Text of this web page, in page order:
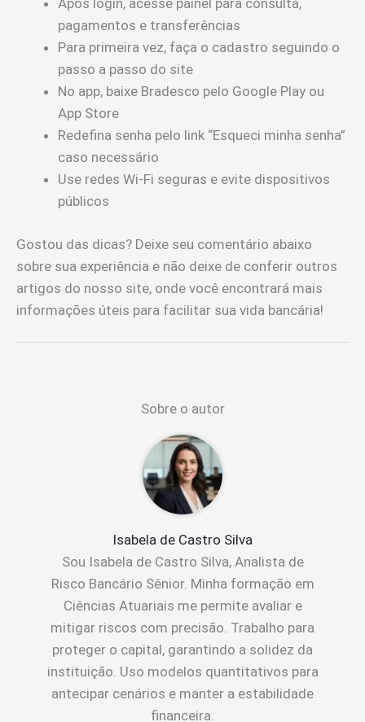
Após login, acesse painel para consulta,
pagamentos e transferências
Para primeira vez, faça o cadastro seguindo o
passo a passo do site
No app, baixe Bradesco pelo Google Play ou
App Store
Redefina senha pelo link “Esqueci minha senha”
caso necessário
Use redes Wi-Fi seguras e evite dispositivos
públicos
Gostou das dicas? Deixe seu comentário abaixo
sobre sua experiência e não deixe de conferir outros
artigos do nosso site, onde você encontrará mais
informações úteis para facilitar sua vida bancária!
Sobre o autor
Isabela de Castro Silva
Sou Isabela de Castro Silva, Analista de
Risco Bancário Sênior. Minha formação em
Ciências Atuariais me permite avaliar e
mitigar riscos com precisão. Trabalho para
proteger o capital, garantindo a solidez da
instituição. Uso modelos quantitativos para
antecipar cenários e manter a estabilidade
financeira.